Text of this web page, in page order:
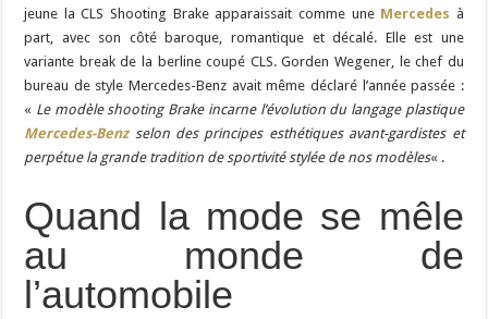
jeune la CLS Shooting Brake apparaissait comme une Mercedes à
part, avec son côté baroque, romantique et décalé. Elle est une
variante break de la berline coupé CLS. Gorden Wegener, le chef du
bureau de style Mercedes-Benz avait même déclaré l’année passée :
« Le modèle shooting Brake incarne l’évolution du langage plastique
Mercedes-Benzselon des principes esthétiques avant-gardistes et
perpétue la grande tradition de sportivité stylée de nos modèles« .
Quand la mode se mêle
au monde de
l’automobile